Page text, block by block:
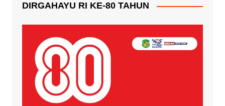
DIRGAHAYU RI KE-80 TAHUN